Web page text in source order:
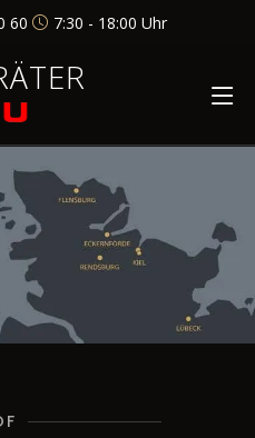
60 7:30 - 18:00 Uhr